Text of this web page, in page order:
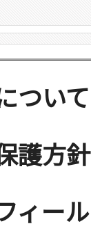
ついて
護方針
ィール